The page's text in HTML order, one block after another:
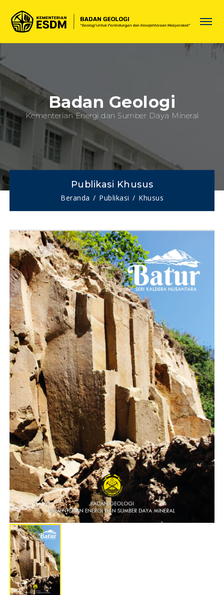
Badan Geologi
Kementerian Energi dan Sumber Daya Mineral
Publikasi Khusus
Beranda Publikasi Khusus